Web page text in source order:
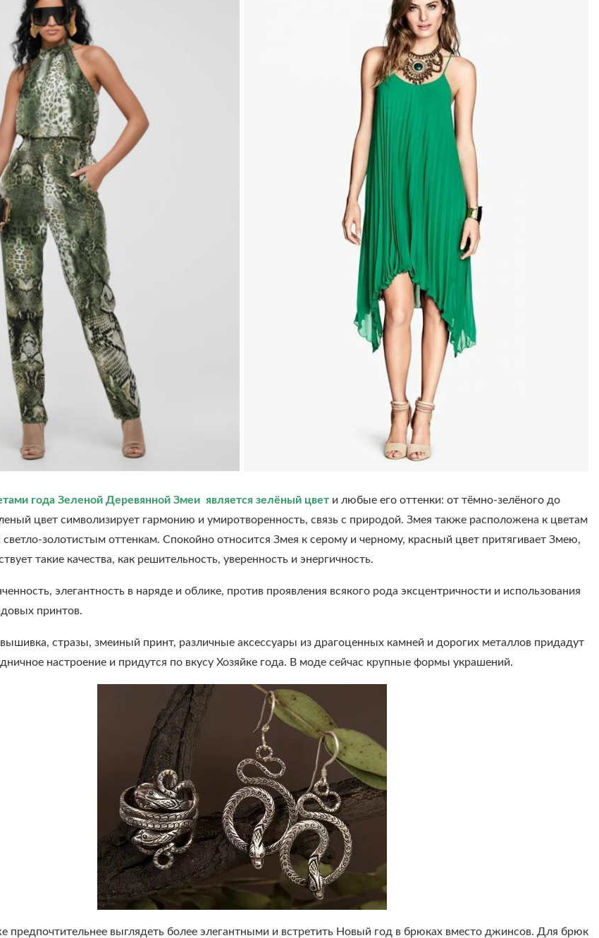
года Зеленой Деревянной Змеи является зелёный цвет и любые его оттенки: от тёмно-зелёного до
цвет символизирует гармонию и умиротворенность, связь с природой. Змея также расположена к цветам
золотистым оттенкам. Спокойно относится Змея к серому и черному, красный цвет притягивает Змею,
такие качества, как решительность, уверенность и энергичность.
элегантность в наряде и облике, против проявления всякого рода эксцентричности и использования
принтов.
вышивка, стразы, змеиный принт, различные аксессуары из драгоценных камней и дорогих металлов придадут
настроение и придутся по вкусу Хозяйке года. В моде сейчас крупные формы украшений.
предпочтительнее выглядеть более элегантными и встретить Новый год в брюках вместо джинсов. Для брюк